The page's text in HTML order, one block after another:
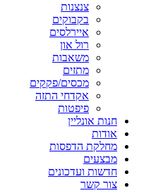
צנצנות
בקבוקים
איירלסים
רול און
משאבות
מתזים
מכסים/פקקים
אקדחי התזה
פיפטות
חנות אונליין
אודות
מחלקת הדפסות
מבצעים
חדשות ועדכונים
צור קשר